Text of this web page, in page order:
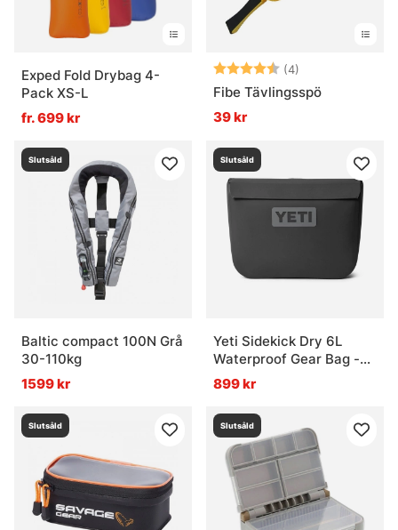
Exped Fold Drybag 4-
Pack XS-L
fr. 699 kr
Betyg: (4)
Fibe Tävlingsspö
39 kr
Slutsåld
Baltic compact 100N Grå
30-110kg
1599 kr
Slutsåld
Yeti Sidekick Dry 6L
Waterproof Gear Bag -
Charcoal
899 kr
Slutsåld Slutsåld